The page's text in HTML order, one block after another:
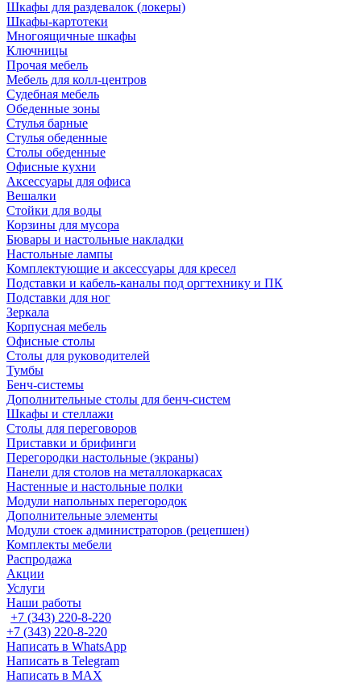
Шкафы для раздевалок (локеры)
Шкафы-картотеки
Многоящичные шкафы
Ключницы
Прочая мебель
Мебель для колл-центров
Судебная мебель
Обеденные зоны
Стулья барные
Стулья обеденные
Столы обеденные
Офисные кухни
Аксессуары для офиса
Вешалки
Стойки для воды
Корзины для мусора
Бювары и настольные накладки
Настольные лампы
Комплектующие и аксессуары для кресел
Подставки и кабель-каналы под оргтехнику и ПК
Подставки для ног
Зеркала
Корпусная мебель
Офисные столы
Столы для руководителей
Тумбы
Бенч-системы
Дополнительные столы для бенч-систем
Шкафы и стеллажи
Столы для переговоров
Приставки и брифинги
Перегородки настольные (экраны)
Панели для столов на металлокаркасах
Настенные и настольные полки
Модули напольных перегородок
Дополнительные элементы
Модули стоек администраторов (рецепшен)
Комплекты мебели
Распродажа
Акции
Услуги
Наши работы
+7 (343) 220-8-220
+7 (343) 220-8-220
Написать в WhatsApp
Написать в Telegram
Написать в MAX